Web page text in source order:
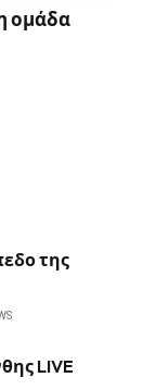
ομάδα
της
LIVE